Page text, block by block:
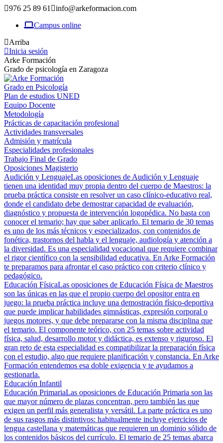
976 25 89 61
info@arkeformacion.com
Campus online
Arriba
Inicia sesión
Arke Formación
Grado de psicología en Zaragoza
Grado en Psicología
Plan de estudios UNED
Equipo Docente
Metodología
Prácticas de capacitación profesional
Actividades transversales
Admisión y matrícula
Especialidades profesionales
Trabajo Final de Grado
Oposiciones Magisterio
Audición y LenguajeLas oposiciones de Audición y Lenguaje
tienen una identidad muy propia dentro del cuerpo de Maestros: la
prueba práctica consiste en resolver un caso clínico-educativo real,
donde el candidato debe demostrar capacidad de evaluación,
diagnóstico y propuesta de intervención logopédica. No basta con
conocer el temario; hay que saber aplicarlo. El temario de 30 temas
es uno de los más técnicos y especializados, con contenidos de
fonética, trastornos del habla y el lenguaje, audiología y atención a
la diversidad. Es una especialidad vocacional que requiere combinar
el rigor científico con la sensibilidad educativa. En Arke Formación
te preparamos para afrontar el caso práctico con criterio clínico y
pedagógico.
Educación FísicaLas oposiciones de Educación Física de Maestros
son las únicas en las que el propio cuerpo del opositor entra en
juego: la prueba práctica incluye una demostración físico-deportiva
que puede implicar habilidades gimnásticas, expresión corporal o
juegos motores, y que debe prepararse con la misma disciplina que
el temario. El componente teórico, con 25 temas sobre actividad
física, salud, desarrollo motor y didáctica, es extenso y riguroso. El
gran reto de esta especialidad es compatibilizar la preparación física
con el estudio, algo que requiere planificación y constancia. En Arke
Formación entendemos esa doble exigencia y te ayudamos a
gestionarla.
Educación Infantil
Educación PrimariaLas oposiciones de Educación Primaria son las
que mayor número de plazas concentran, pero también las que
exigen un perfil más generalista y versátil. La parte práctica es uno
de sus rasgos más distintivos: habitualmente incluye ejercicios de
lengua castellana y matemáticas que requieren un dominio sólido de
los contenidos básicos del currículo. El temario de 25 temas abarca